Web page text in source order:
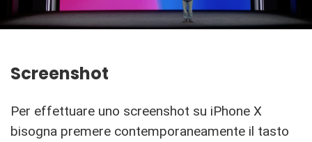
Screenshot
Per effettuare uno screenshot su iPhone X
bisogna premere contemporaneamente il tasto